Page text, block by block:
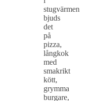
stugvärmen
bjuds
det
på
pizza,
långkok
med
smakrikt
kött,
grymma
burgare,